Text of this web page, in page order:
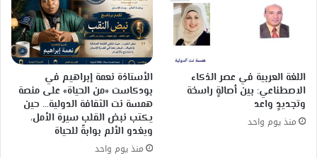
اللغة العربية في عصر الذكاء
الاصطناعي: بين أصالةٍ راسخة
وتجديدٍ واعد
منذ يوم واحد
الأستاذة نعمة إبراهيم في
بودكاست «من الحياة» على منصة
همسة نت الثقافة الدولية… حين
يكتب نبض القلب سيرة الأمل،
ويغدو الألم بوابةً للحياة
منذ يوم واحد